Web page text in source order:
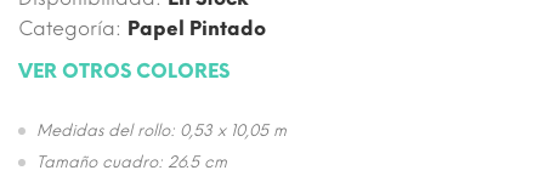
Categoría: Papel Pintado
VER OTROS COLORES
Medidas del rollo: 0,53 x 10,05 m
Tamaño cuadro: 26.5 cm